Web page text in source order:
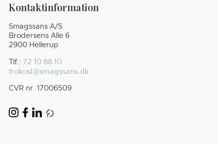
Kontaktinformation
Smagssans A/S
Brodersens Alle 6
2900 Hellerup
Tlf.: 72 10 88 10
frokost@smagssans.dk
CVR nr. 17006509